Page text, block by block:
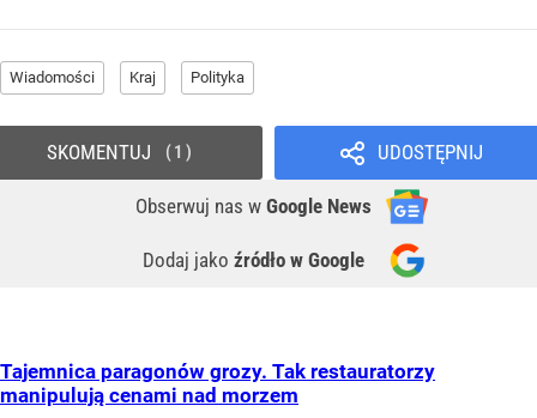
Wiadomości Kraj Polityka
UDOSTĘPNIJ
Obserwuj nas w Google News
Dodaj jako źródło w Google
SKOMENTUJ 1
Tajemnica paragonów grozy. Tak restauratorzy
manipulują cenami nad morzem